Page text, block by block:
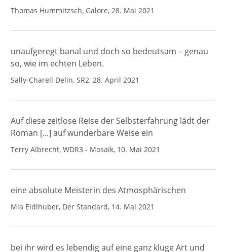
Thomas Hummitzsch, Galore, 28. Mai 2021
unaufgeregt banal und doch so bedeutsam – genau
so, wie im echten Leben.
Sally-Charell Delin, SR2, 28. April 2021
Auf diese zeitlose Reise der Selbsterfahrung lädt der
Roman [...] auf wunderbare Weise ein
Terry Albrecht, WDR3 - Mosaik, 10. Mai 2021
eine absolute Meisterin des Atmosphärischen
Mia Eidlhuber, Der Standard, 14. Mai 2021
bei ihr wird es lebendig auf eine ganz kluge Art und